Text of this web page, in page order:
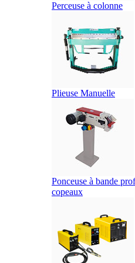
Perceuse à colonne
Plieuse Manuelle
Ponceuse à bande
copeaux